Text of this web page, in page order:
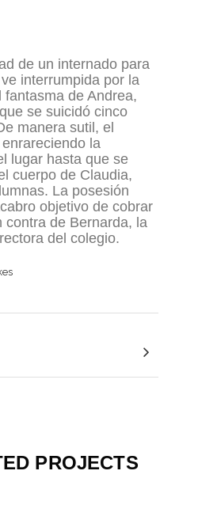
de un internado para
interrumpida por la
fantasma de Andrea,
se suicidó cinco
manera sutil, el
la
lugar hasta que se
cuerpo de Claudia,
La posesión
objetivo de cobrar
contra de Bernarda, la
del colegio.
PROJECTS